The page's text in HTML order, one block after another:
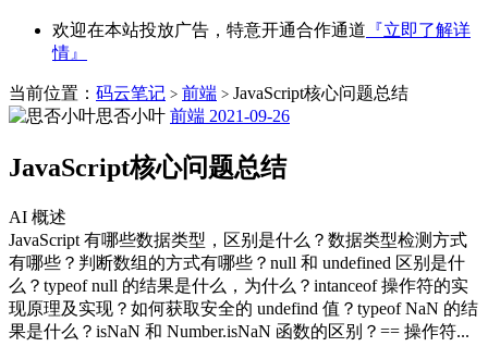
欢迎在本站投放广告，特意开通合作通道 『立即了解详
情』
当前位置： 码云笔记 > 前端 > JavaScript核心问题总结
思否小叶 前端 2021-09-26
JavaScript核心问题总结
AI 概述
JavaScript 有哪些数据类型，区别是什么？数据类型检测方式
有哪些？判断数组的方式有哪些？null 和 undefined 区别是什
么？typeof null 的结果是什么，为什么？intanceof 操作符的实
现原理及实现？如何获取安全的 undefind 值？typeof NaN 的结
果是什么？isNaN 和 Number.isNaN 函数的区别？== 操作符...